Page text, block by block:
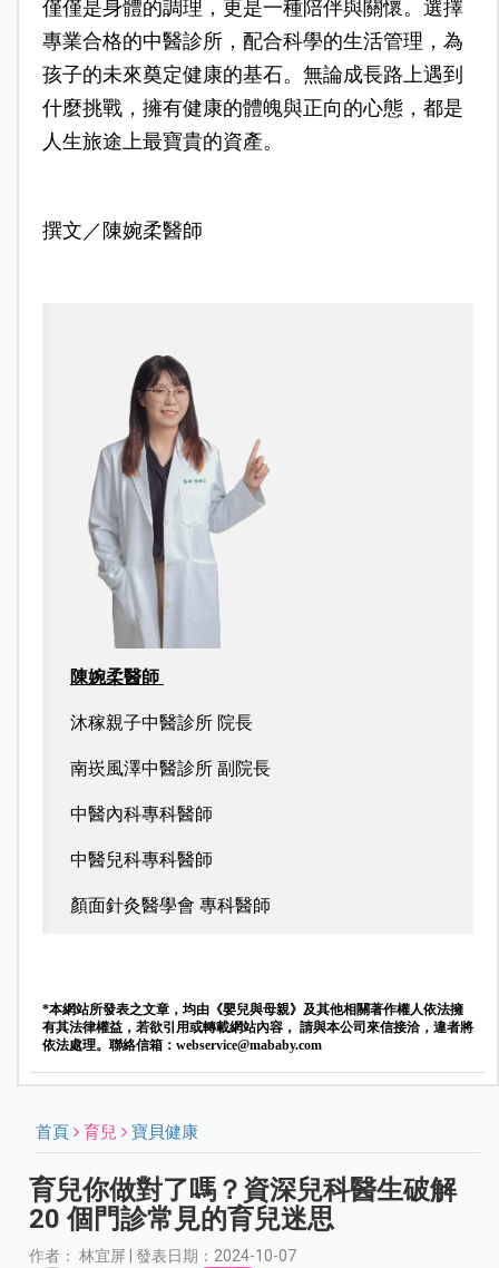
僅僅是身體的調理，更是一種陪伴與關懷。選擇
專業合格的中醫診所，配合科學的生活管理，為
孩子的未來奠定健康的基石。無論成長路上遇到
什麼挑戰，擁有健康的體魄與正向的心態，都是
人生旅途上最寶貴的資產。
撰文／陳婉柔醫師
陳婉柔醫師
沐稼親子中醫診所 院長
南崁風澤中醫診所 副院長
中醫內科專科醫師
中醫兒科專科醫師
顏面針灸醫學會 專科醫師
*本網站所發表之文章，均由《嬰兒與母親》及其他相關著作權人依法擁
有其法律權益，若欲引用或轉載網站內容， 請與本公司來信接洽，違者將
依法處理。聯絡信箱： webservice@mababy.com
首頁 育兒 寶貝健康
育兒你做對了嗎？資深兒科醫生破解
20 個門診常見的育兒迷思
作者： 林宜屏 | 發表日期：2024-10-07